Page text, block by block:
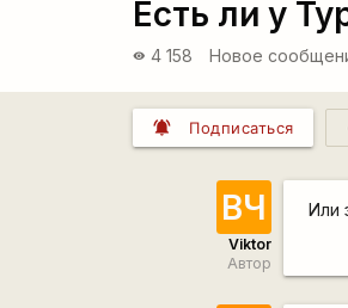
Есть ли у
visibility 4 158 Новое
notifications_active Подписаться
ВЧ
Viktor
Автор
Или